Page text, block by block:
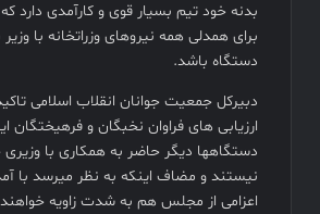
بدنه خود تیم بسیار قوی و کارآمدی دارد
برای همدلی همه نیروهای وزراتخانه با
دستگاه باشد.
دبیرکل جمعیت جوانان انقلاب اسلامی
ارزیابی های فراوان نخبگان و فرهیختگان
دستگاهها دیگر حاضر به همکاری با
نیستند و مضاف اینکه به نظر میرسد با
اعزامی از مجلس هم به شدت زاویه